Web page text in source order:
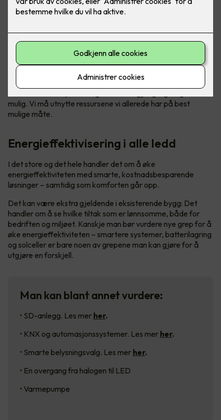
Norges kraftbruk forventes å øke kraftig i de kommende
årene. Det er her energieffektivisering kommer inn – for det
mulig. Vi må utnytte ressursene vi allerede har på best
mulige måte.
Energieffektivisering i alle ledd
I det store og det hele handler det om å øke
energieffektiviteten med smarte, kostnadsbesparende
løsninger – samtidig som komforten går opp.
Det kan være ekstra gjeldende i eksisterende bygg: Det
handler om å se hvilke tiltak som er lønnsomme, både for
bedriften og miljøet. Kanskje man bør vurdere nye grep for å
øke energieffektiviteten – smartere systemer, batterilagring
og solceller er bare noen av grepene man kan gjøre for å
utgjøre en forskjell.
Man kan blant annet vurdere:
• SD-anlegg. Les mer her.
• KNX og automasjonssystemer. Les mer her.
• Smarte belysningsvalg. Les mer her.
• En overgang fra halogen til LED
• Varmepumpe